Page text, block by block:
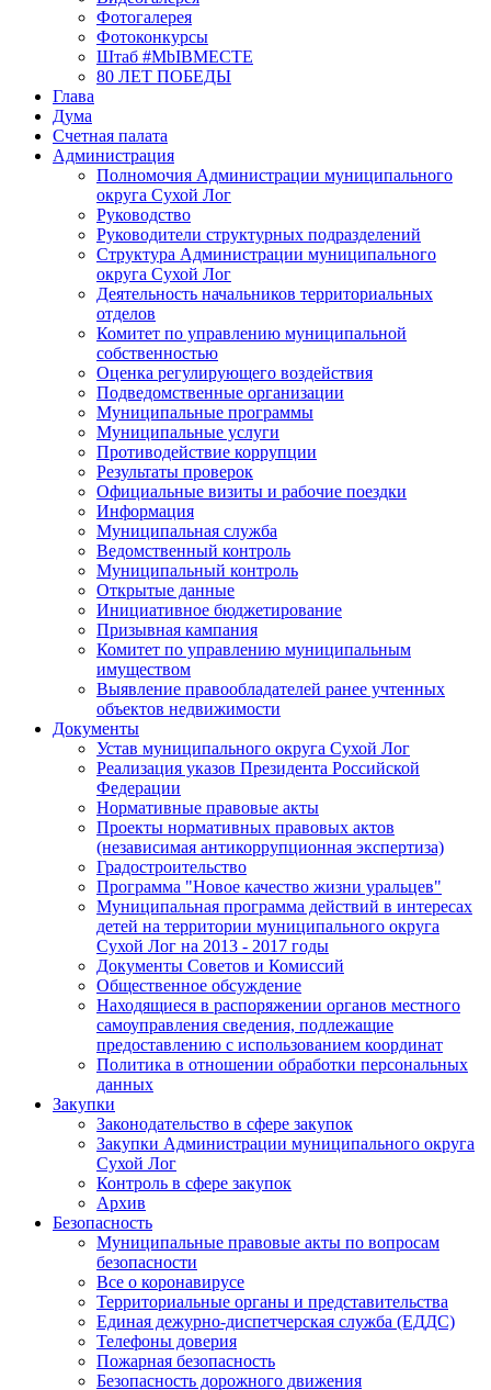
Фотогалерея
Фотоконкурсы
Штаб #MbIBMECTE
80 ЛЕТ ПОБЕДЫ
Глава
Дума
Счетная палата
Администрация
Полномочия Администрации муниципального
округа Сухой Лог
Руководство
Руководители структурных подразделений
Структура Администрации муниципального
округа Сухой Лог
Деятельность начальников территориальных
отделов
Комитет по управлению муниципальной
собственностью
Оценка регулирующего воздействия
Подведомственные организации
Муниципальные программы
Муниципальные услуги
Противодействие коррупции
Результаты проверок
Официальные визиты и рабочие поездки
Информация
Муниципальная служба
Ведомственный контроль
Муниципальный контроль
Открытые данные
Инициативное бюджетирование
Призывная кампания
Комитет по управлению муниципальным
имуществом
Выявление правообладателей ранее учтенных
объектов недвижимости
Документы
Устав муниципального округа Сухой Лог
Реализация указов Президента Российской
Федерации
Нормативные правовые акты
Проекты нормативных правовых актов
(независимая антикоррупционная экспертиза)
Градостроительство
Программа "Новое качество жизни уральцев"
Муниципальная программа действий в интересах
детей на территории муниципального округа
Сухой Лог на 2013 - 2017 годы
Документы Советов и Комиссий
Общественное обсуждение
Находящиеся в распоряжении органов местного
самоуправления сведения, подлежащие
предоставлению с использованием координат
Политика в отношении обработки персональных
данных
Закупки
Законодательство в сфере закупок
Закупки Администрации муниципального округа
Сухой Лог
Контроль в сфере закупок
Архив
Безопасность
Муниципальные правовые акты по вопросам
безопасности
Все о коронавирусе
Территориальные органы и представительства
Единая дежурно-диспетчерская служба (ЕДДС)
Телефоны доверия
Пожарная безопасность
Безопасность дорожного движения